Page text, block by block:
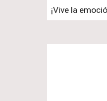
¡Vive la